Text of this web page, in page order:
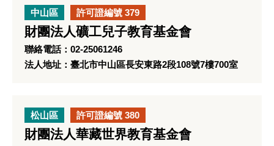
中山區 許可證編號 379
財團法人礦工兒子教育基金會
聯絡電話：02-25061246
法人地址：臺北市中山區長安東路2段108號7樓700室
松山區 許可證編號 380
財團法人華藏世界教育基金會